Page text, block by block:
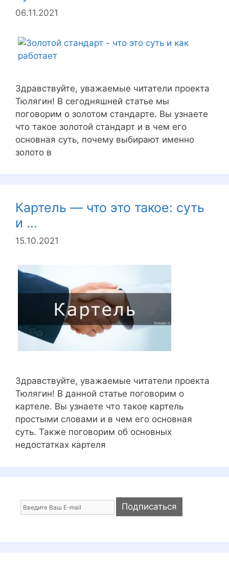
06.11.2021
Здравствуйте, уважаемые читатели проекта
Тюлягин! В сегодняшней статье мы
поговорим о золотом стандарте. Вы узнаете
что такое золотой стандарт и в чем его
основная суть, почему выбирают именно
золото в
Картель — что это такое: суть
и ...
15.10.2021
Здравствуйте, уважаемые читатели проекта
Тюлягин! В данной статье поговорим о
картеле. Вы узнаете что такое картель
простыми словами и в чем его основная
суть. Также поговорим об основных
недостатках картеля